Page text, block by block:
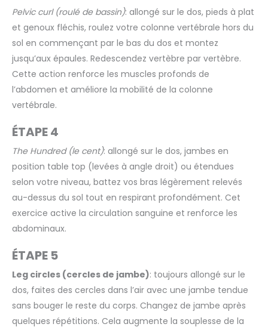
Pelvic curl (roulé de bassin): allongé sur le dos, pieds à plat
et genoux fléchis, roulez votre colonne vertébrale hors du
sol en commençant par le bas du dos et montez
jusqu’aux épaules. Redescendez vertèbre par vertèbre.
Cette action renforce les muscles profonds de
l’abdomen et améliore la mobilité de la colonne
vertébrale.
ÉTAPE 4
The Hundred (le cent): allongé sur le dos, jambes en
position table top (levées à angle droit) ou étendues
selon votre niveau, battez vos bras légèrement relevés
au-dessus du sol tout en respirant profondément. Cet
exercice active la circulation sanguine et renforce les
abdominaux.
ÉTAPE 5
Leg circles (cercles de jambe): toujours allongé sur le
dos, faites des cercles dans l’air avec une jambe tendue
sans bouger le reste du corps. Changez de jambe après
quelques répétitions. Cela augmente la souplesse de la